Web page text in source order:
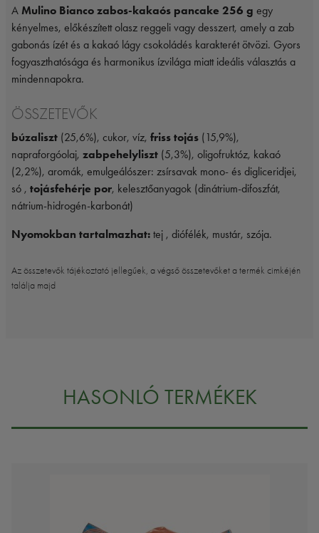
A Mulino Bianco zabos-kakaós pancake 256 g egy
kényelmes, előkészített olasz reggeli vagy desszert, amely a zab
gabonás ízét és a kakaó lágy csokoládés karakterét ötvözi. Gyors
fogyaszthatósága és harmonikus ízvilága miatt ideális választás a
mindennapokra.
ÖSSZETEVŐK
búzaliszt (25,6%), cukor, víz, friss tojás (15,9%),
napraforgóolaj, zabpehelyliszt (5,3%), oligofruktóz, kakaó
(2,2%), aromák, emulgeálószer: zsírsavak mono- és digliceridjei,
só , tojásfehérje por, kelesztőanyagok (dinátrium-difoszfát,
nátrium-hidrogén-karbonát)
Nyomokban tartalmazhat: tej , diófélék, mustár, szója.
Az összetevők tájékoztató jellegűek, a végső összetevőket a termék cimkéjén
találja majd
HASONLÓ TERMÉKEK